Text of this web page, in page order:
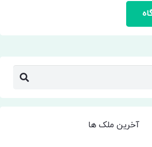
آخرین ملک ها